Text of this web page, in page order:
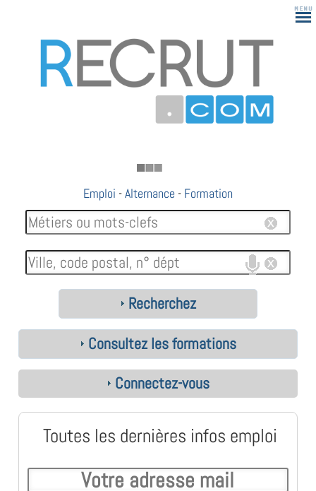
183
Emploi -Alternance - Formation
Recherchez
Consultez les formations
Connectez-vous
Toutes les dernières infos emploi